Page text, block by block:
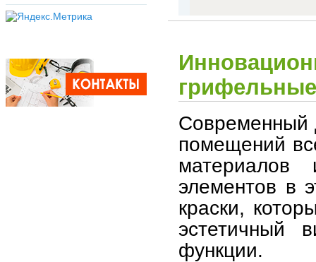
Современный
помещений
элементов в
краски,
эстетичный
функции.